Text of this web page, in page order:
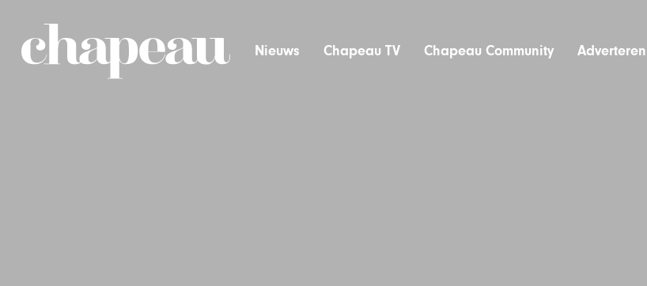
Nieuws Chapeau TV Chapeau Community Adverteren